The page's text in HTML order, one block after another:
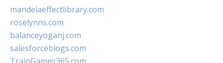
mandelaeffectlibrary.com
roselynns.com
balanceyoganj.com
salesforceblogs.com